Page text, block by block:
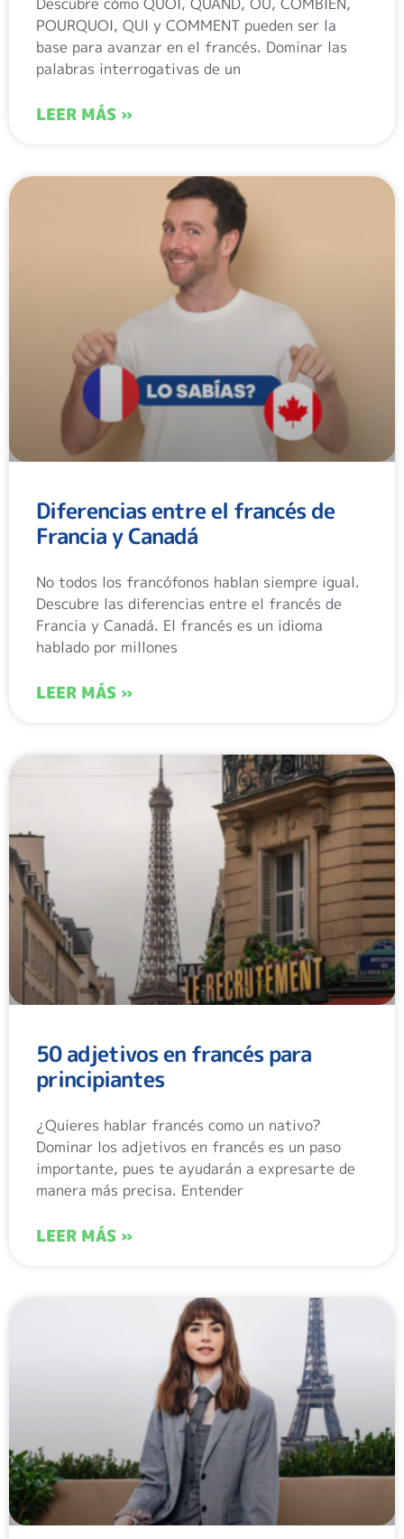
POURQUOI, QUI y COMMENT pueden ser la
base para avanzar en el francés. Dominar las
palabras interrogativas de un
LEER MÁS »
Diferencias entre el francés de
Francia y Canadá
No todos los francófonos hablan siempre igual.
Descubre las diferencias entre el francés de
Francia y Canadá. El francés es un idioma
hablado por millones
LEER MÁS »
50 adjetivos en francés para
principiantes
¿Quieres hablar francés como un nativo?
Dominar los adjetivos en francés es un paso
importante, pues te ayudarán a expresarte de
manera más precisa. Entender
LEER MÁS »